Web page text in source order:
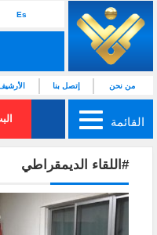
Es
من نحن إتصل بنا
القائمة
#اللقاء الديمقراطي